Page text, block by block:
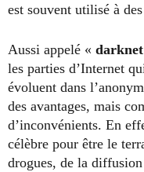
est souvent utilisé à
Aussi appelé « darknet
les parties d’Internet
évoluent dans
des avantages, mais
d’inconvénients. En
célèbre pour être le
drogues, de la